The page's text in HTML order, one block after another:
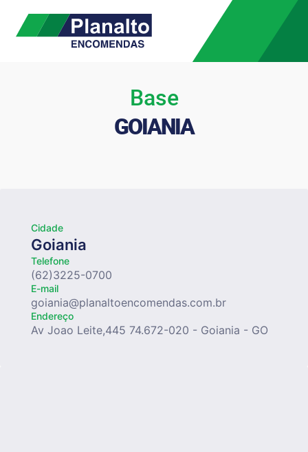
Base
GOIANIA
Cidade
Goiania
Telefone
(62)3225-0700
E-mail
goiania@planaltoencomendas.com.br
Endereço
Av Joao Leite,445 74.672-020 - Goiania - GO